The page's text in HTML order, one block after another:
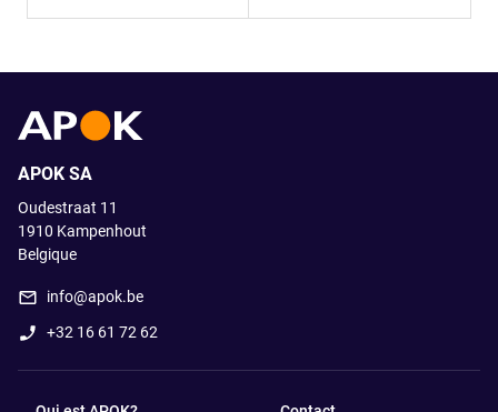
APOK SA
Oudestraat 11
1910 Kampenhout
Belgique
info@apok.be
+32 16 61 72 62